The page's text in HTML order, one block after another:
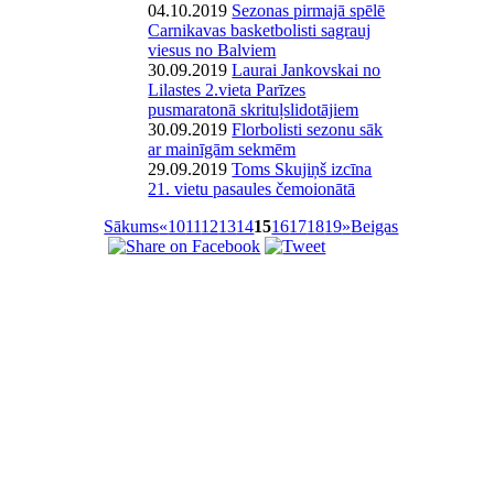
04.10.2019 Sezonas pirmajā spēlē
Carnikavas basketbolisti sagrauj
viesus no Balviem
30.09.2019Laurai Jankovskai no
Lilastes 2.vieta Parīzes
pusmaratonā skrituļslidotājiem
30.09.2019Florbolisti sezonu sāk
ar mainīgām sekmēm
29.09.2019Toms Skujiņš izcīna
21. vietu pasaules čemoionātā
Sākums«10111213141516171819»Beigas